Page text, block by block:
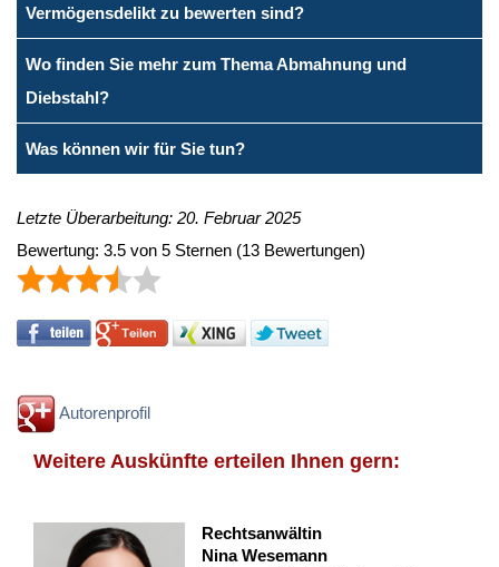
Vermögensdelikt zu bewerten sind?
Wo finden Sie mehr zum Thema Abmahnung und
Diebstahl?
Was können wir für Sie tun?
Letzte Überarbeitung: 20. Februar 2025
Bewertung: 3.5 von 5 Sternen (13 Bewertungen)
Autorenprofil
Weitere Auskünfte erteilen Ihnen gern:
Rechtsanwältin
Nina Wesemann